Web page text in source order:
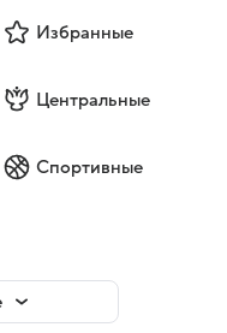
Избранные
Центральные
Спортивные